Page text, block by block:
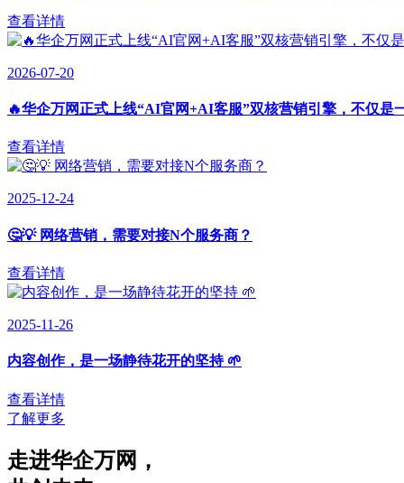
查看详情
2026-07-20
🔥华企万网正式上线“AI官网+AI客服”双核营销引擎，不仅是
查看详情
2025-12-24
🤔💡 网络营销，需要对接N个服务商？
查看详情
2025-11-26
内容创作，是一场静待花开的坚持 🌱
查看详情
了解更多
走进华企万网 ，